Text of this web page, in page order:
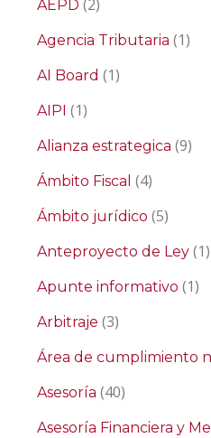
AEPD (2)
Agencia Tributaria (1)
AI Board (1)
AIPI (1)
Alianza estrategica (9)
Ámbito Fiscal (4)
Ámbito jurídico (5)
Anteproyecto de Ley (1)
Apunte informativo (1)
Arbitraje (3)
Área de cumplimiento
Asesoría (40)
Asesoría Financiera y